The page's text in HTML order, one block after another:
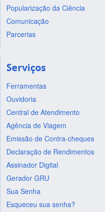
Popularização da Ciência
Comunicação
Parcerias
Serviços
Ferramentas
Ouvidoria
Central de Atendimento
Agência de Viagem
Emissão de Contra-cheques
Declaração de Rendimentos
Assinador Digital
Gerador GRU
Sua Senha
Esqueceu sua senha?